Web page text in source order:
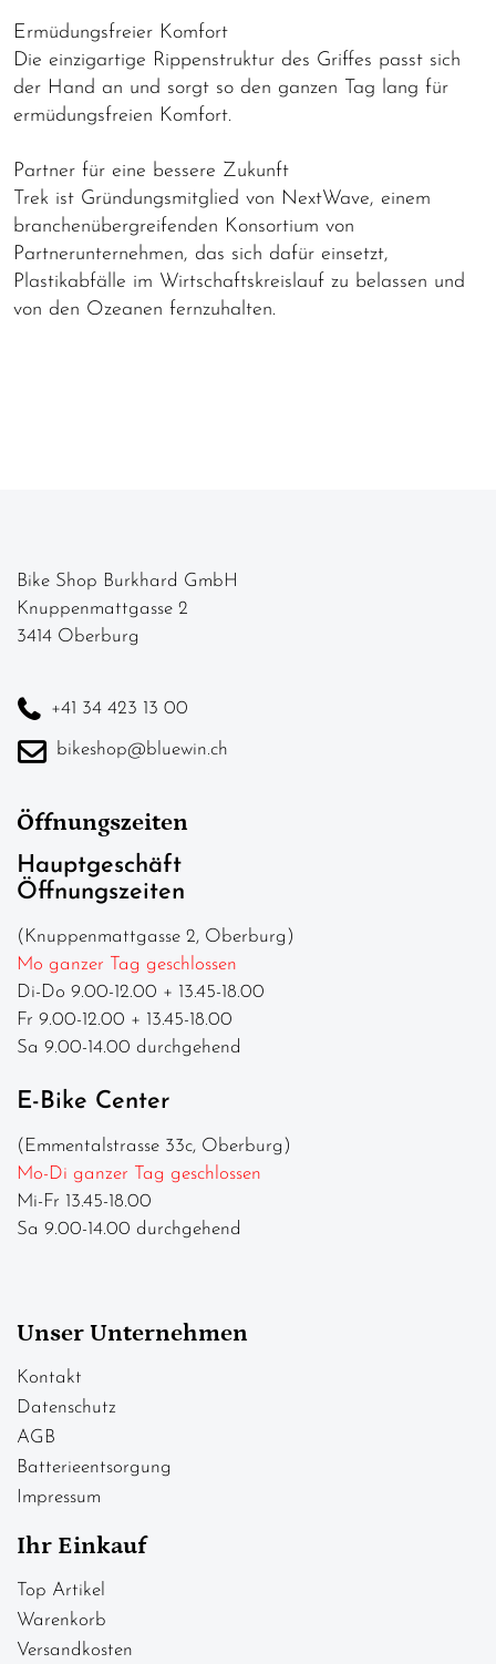
Ermüdungsfreier Komfort
Die einzigartige Rippenstruktur des Griffes passt sich
der Hand an und sorgt so den ganzen Tag lang für
ermüdungsfreien Komfort.
Partner für eine bessere Zukunft
Trek ist Gründungsmitglied von NextWave, einem
branchenübergreifenden Konsortium von
Partnerunternehmen, das sich dafür einsetzt,
Plastikabfälle im Wirtschaftskreislauf zu belassen und
von den Ozeanen fernzuhalten.
Bike Shop Burkhard GmbH
Knuppenmattgasse 2
3414 Oberburg
+41 34 423 13 00
bikeshop@bluewin.ch
Öffnungszeiten
Hauptgeschäft
Öffnungszeiten
(Knuppenmattgasse 2, Oberburg)
Mo ganzer Tag geschlossen
Di-Do 9.00-12.00 + 13.45-18.00
Fr 9.00-12.00 + 13.45-18.00
Sa 9.00-14.00 durchgehend
E-Bike Center
(Emmentalstrasse 33c, Oberburg)
Mo-Di ganzer Tag geschlossen
Mi-Fr 13.45-18.00
Sa 9.00-14.00 durchgehend
Unser Unternehmen
Kontakt
Datenschutz
AGB
Batterieentsorgung
Impressum
Ihr Einkauf
Top Artikel
Warenkorb
Versandkosten